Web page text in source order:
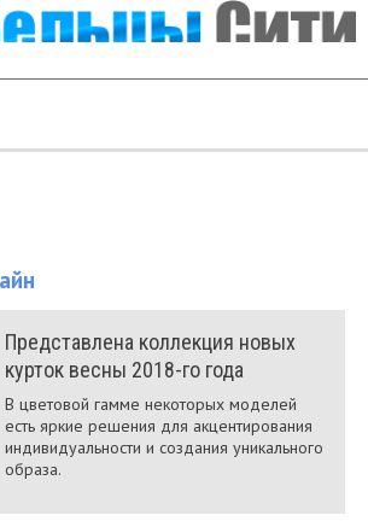
Представлена коллекция новых
курток весны 2018-го года
В цветовой гамме некоторых моделей
есть яркие решения для акцентирования
индивидуальности и создания уникального
образа.